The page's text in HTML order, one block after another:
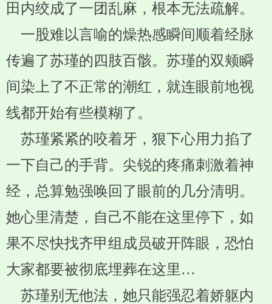
田内绞成了一团乱麻，根本无法疏解。
一股难以言喻的燥热感瞬间顺着经脉
传遍了苏瑾的四肢百骸。苏瑾的双颊瞬
间染上了不正常的潮红，就连眼前地视
线都开始有些模糊了。
苏瑾紧紧的咬着牙，狠下心用力掐了
一下自己的手背。尖锐的疼痛刺激着神
经，总算勉强唤回了眼前的几分清明。
她心里清楚，自己不能在这里停下，如
果不尽快找齐甲组成员破开阵眼，恐怕
大家都要被彻底埋葬在这里…
苏瑾别无他法，她只能强忍着娇躯内